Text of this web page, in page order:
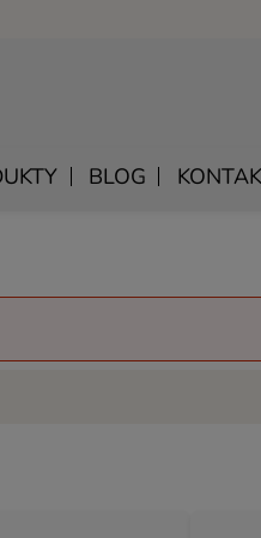
BIBLIOTECZKI DREWNIANEMANDALA –
BLOG